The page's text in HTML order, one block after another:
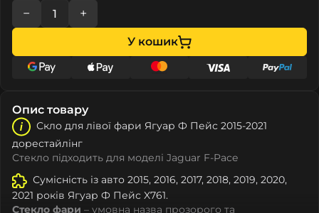
− +
У кошик
Опис товару
Скло для лівої фари Ягуар Ф Пейс 2015-2021
дорестайлінг
Стекло підходить для моделі Jaguar F-Pace
Сумісність із авто 2015, 2016, 2017, 2018, 2019, 2020,
2021 років Ягуар Ф Пейс X761.
Стекло фари – умовна назва прозорого та